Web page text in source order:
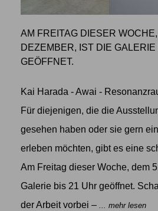
AM FREITAG DIESER
DEZEMBER, IST DIE
GEÖFFNET.
Kai Harada - Awai -
Für diejenigen, die die
gesehen haben oder sie gern
erleben möchten, gibt es eine
Am Freitag dieser Woche, dem
Galerie bis 21 Uhr geöffnet.
der Arbeit vorbei – ... mehr lesen